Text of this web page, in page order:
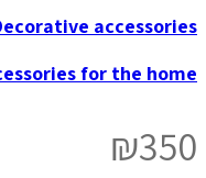
accessories
for the home
₪350